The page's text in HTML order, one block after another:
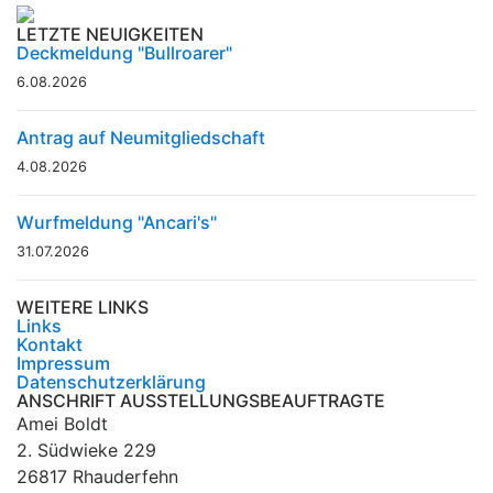
LETZTE NEUIGKEITEN
Deckmeldung "Bullroarer"
6.08.2026
Antrag auf Neumitgliedschaft
4.08.2026
Wurfmeldung "Ancari's"
31.07.2026
WEITERE LINKS
Links
Kontakt
Impressum
Datenschutzerklärung
ANSCHRIFT AUSSTELLUNGSBEAUFTRAGTE
Amei Boldt
2. Südwieke 229
26817 Rhauderfehn